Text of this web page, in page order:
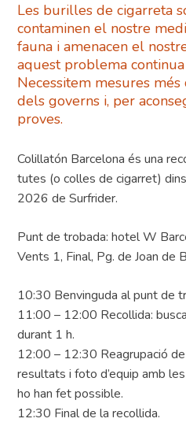
Les burilles de cigarreta
contaminen el nostre
fauna i amenacen el
aquest problema
Necessitem mesures
dels governs i, per
proves.
Colillatón Barcelona és una
tutes (o colles de cigarret)
2026 de Surfrider.
Punt de trobada: hotel W
Vents 1, Final, Pg. de Joan de
10:30 Benvinguda al punt de
11:00 – 12:00 Recollida:
durant 1 h.
12:00 – 12:30 Reagrupació
resultats i foto d’equip amb
ho han fet possible.
12:30 Final de la recollida.